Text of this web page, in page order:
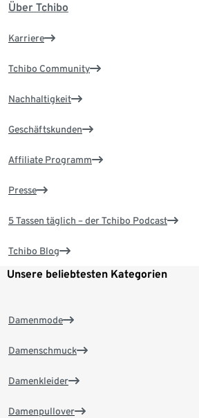
Über Tchibo
Karriere
Tchibo Community
Nachhaltigkeit
Geschäftskunden
Affiliate Programm
Presse
5 Tassen täglich – der Tchibo Podcast
Tchibo Blog
Unsere beliebtesten Kategorien
Damenmode
Damenschmuck
Damenkleider
Damenpullover